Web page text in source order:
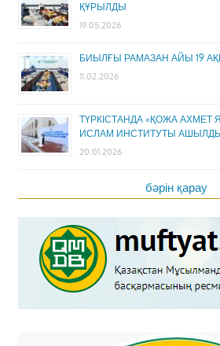
ҚҰРЫЛДЫ
19.05.2026
БИЫЛҒЫ РАМАЗАН АЙЫ 19
11.02.2026
ТҮРКІСТАНДА «ҚОЖА АХМЕТ
ИСЛАМ ИНСТИТУТЫ
20.01.2026
бәрін қарау